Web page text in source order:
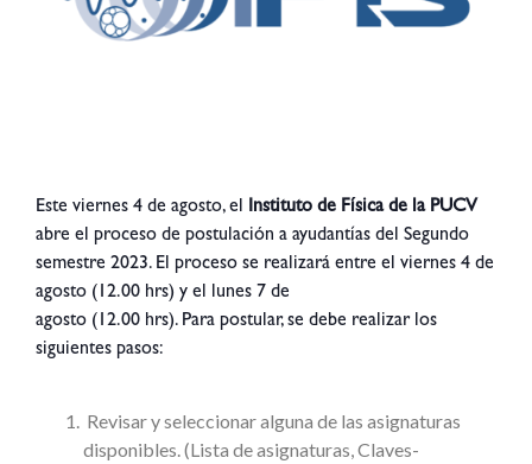
Este viernes 4 de agosto, el Instituto de Física de la PUCV
abre el proceso de postulación a ayudantías del Segundo
semestre 2023. El proceso se realizará entre el viernes 4 de
agosto (12.00 hrs) y el lunes 7 de
agosto (12.00 hrs). Para postular, se debe realizar los
siguientes pasos:
Revisar y seleccionar alguna de las asignaturas
disponibles. (Lista de asignaturas, Claves-